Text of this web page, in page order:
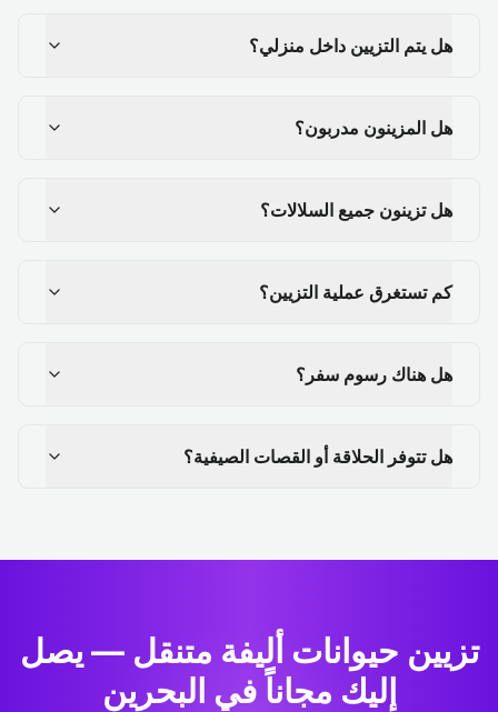
هل يتم التزيين داخل منزلي؟
هل المزينون مدربون؟
هل تزينون جميع السلالات؟
كم تستغرق عملية التزيين؟
هل هناك رسوم سفر؟
هل تتوفر الحلاقة أو القصات الصيفية؟
تزيين حيوانات أليفة متنقل — يصل
إليك مجاناً في البحرين